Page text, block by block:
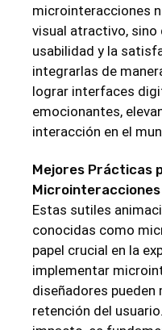
microinteracciones
visual atractivo, sino
usabilidad y la
integrarlas de
lograr interfaces
emocionantes,
interacción en el
Mejores Prácticas
Estas sutiles
conocidas como
papel crucial en la
implementar
diseñadores pueden
retención del